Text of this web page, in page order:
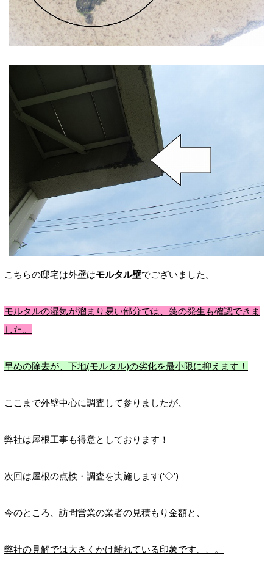
こちらの邸宅は外壁はモルタル壁でございました。
モルタルの湿気が溜まり易い部分では、藻の発生も確認できま
した。
早めの除去が、下地(モルタル)の劣化を最小限に抑えます！
ここまで外壁中心に調査して参りましたが、
弊社は屋根工事も得意としております！
次回は屋根の点検・調査を実施します(‘◇’)ゞ
今のところ、訪問営業の業者の見積もり金額と、
弊社の見解では大きくかけ離れている印象です、、。